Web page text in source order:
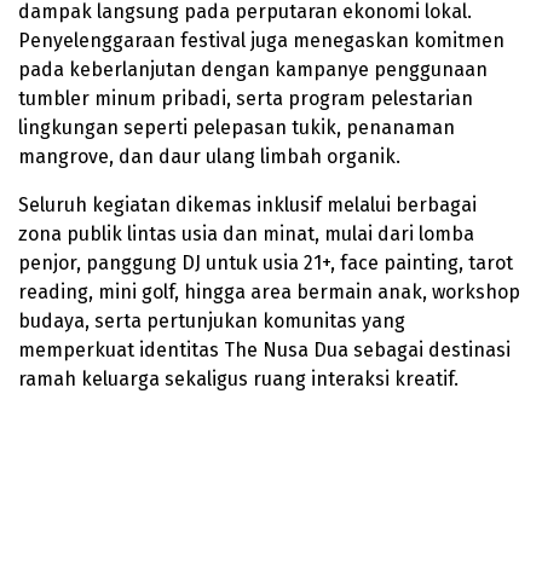
dampak langsung pada perputaran ekonomi lokal.
Penyelenggaraan festival juga menegaskan komitmen
pada keberlanjutan dengan kampanye penggunaan
tumbler minum pribadi, serta program pelestarian
lingkungan seperti pelepasan tukik, penanaman
mangrove, dan daur ulang limbah organik.
Seluruh kegiatan dikemas inklusif melalui berbagai
zona publik lintas usia dan minat, mulai dari lomba
penjor, panggung DJ untuk usia 21+, face painting, tarot
reading, mini golf, hingga area bermain anak, workshop
budaya, serta pertunjukan komunitas yang
memperkuat identitas The Nusa Dua sebagai destinasi
ramah keluarga sekaligus ruang interaksi kreatif.